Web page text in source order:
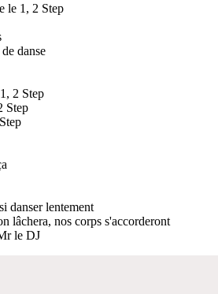
le 1, 2 Step
danse
2 Step
Step
danser lentement
lâchera, nos corps s'accorderont
le DJ